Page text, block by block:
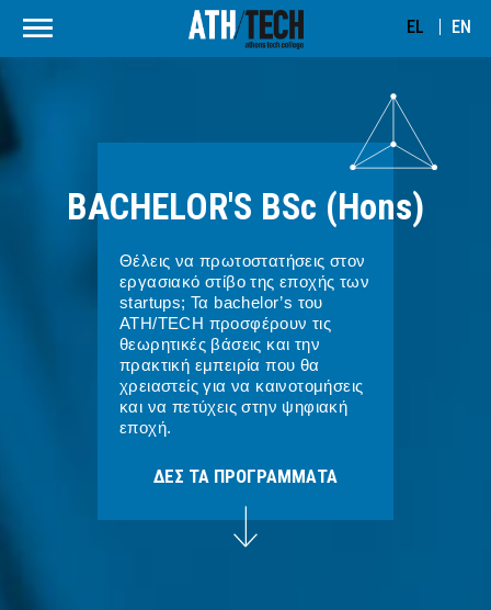
EL EN
BACHELOR'S BSc (Hons)
Θέλεις να πρωτοστατήσεις στον
εργασιακό στίβο της εποχής των
startups; Τα bachelor’s του
ATH/TECH προσφέρουν τις
θεωρητικές βάσεις και την
πρακτική εμπειρία που θα
χρειαστείς για να καινοτομήσεις
και να πετύχεις στην ψηφιακή
εποχή.
ΔΕΣ ΤΑ ΠΡΟΓΡΑΜΜΑΤΑ